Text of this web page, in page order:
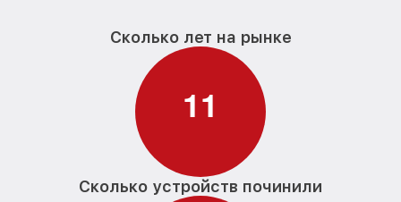
Сколько лет на рынке
11
Сколько устройств починили